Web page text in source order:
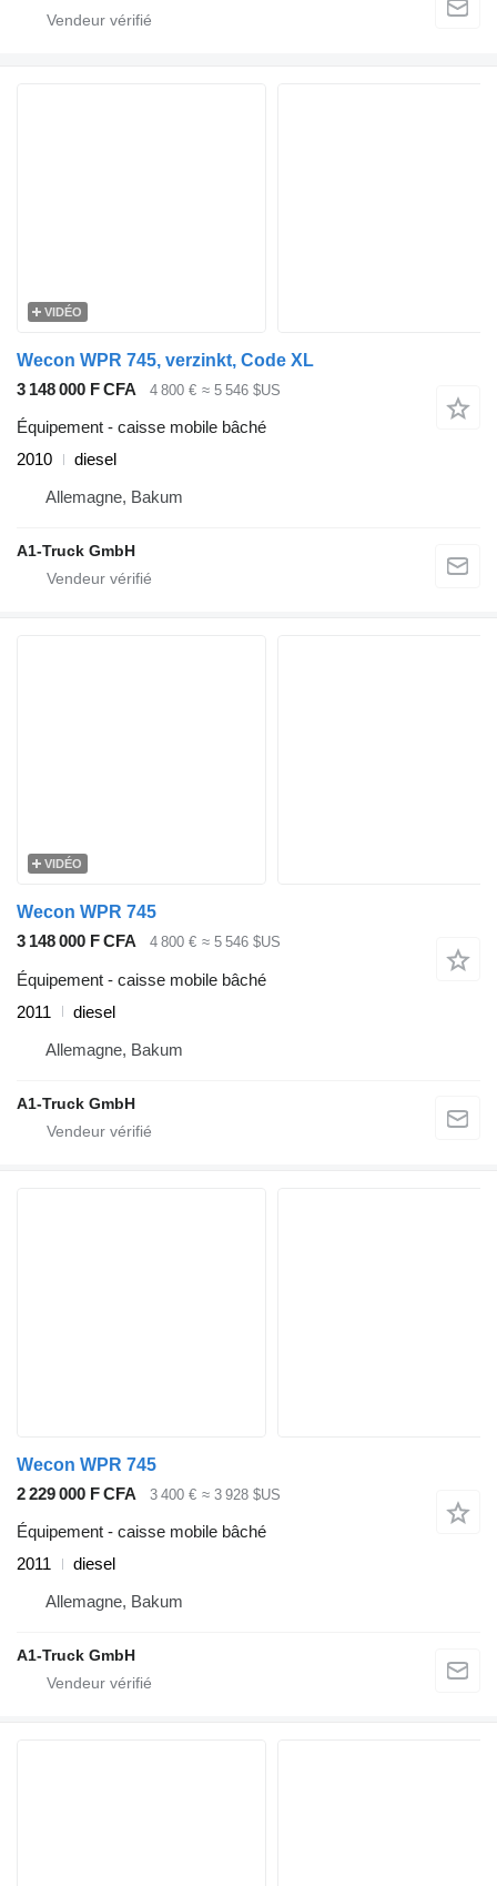
VIDÉO
Wecon WPR 745, verzinkt, Code XL
3 148 000 F CFA
4 800 € ≈ 5 546 $US
Équipement - caisse mobile bâché
2010
diesel
Allemagne, Bakum
A1-Truck GmbH
VIDÉO
Wecon WPR 745
3 148 000 F CFA
4 800 € ≈ 5 546 $US
Équipement - caisse mobile bâché
2011
diesel
Allemagne, Bakum
A1-Truck GmbH
Wecon WPR 745
2 229 000 F CFA
3 400 € ≈ 3 928 $US
Équipement - caisse mobile bâché
2011
diesel
Allemagne, Bakum
A1-Truck GmbH